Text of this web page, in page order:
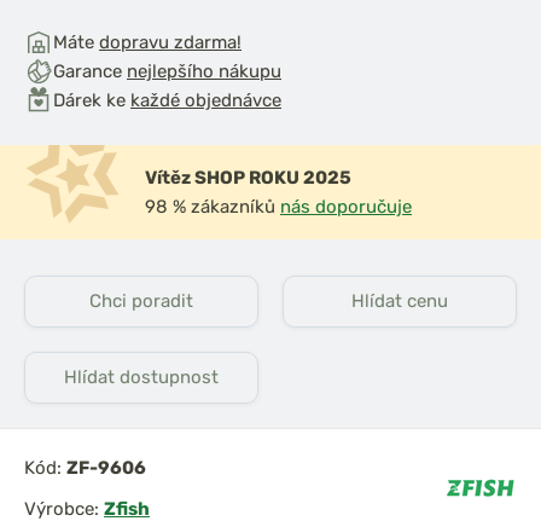
Máte dopravu zdarma!
Garance nejlepšího nákupu
Dárek ke každé objednávce
Vítěz SHOP ROKU 2025
98 % zákazníků nás doporučuje
Chci poradit Hlídat cenu
Hlídat dostupnost
Kód: ZF-9606
Výrobce: Zfish